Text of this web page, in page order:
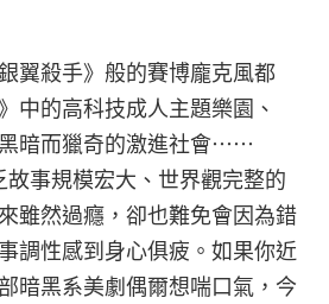
翼殺手》般的賽博龐克風都
中的高科技成人主題樂園、
黑暗而獵奇的激進社會⋯⋯
故事規模宏大、世界觀完整的
雖然過癮，卻也難免會因為錯
調性感到身心俱疲。如果你近
暗黑系美劇偶爾想喘口氣，今